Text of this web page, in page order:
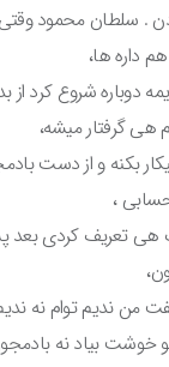
. سلطان محمود
ها،
دوباره شروع کرد از
گرفتار میشه،
بکنه و از دست
،
هی تعریف کردی بعد
ندیم توام نه ندیم
بیاد نه بادمجون